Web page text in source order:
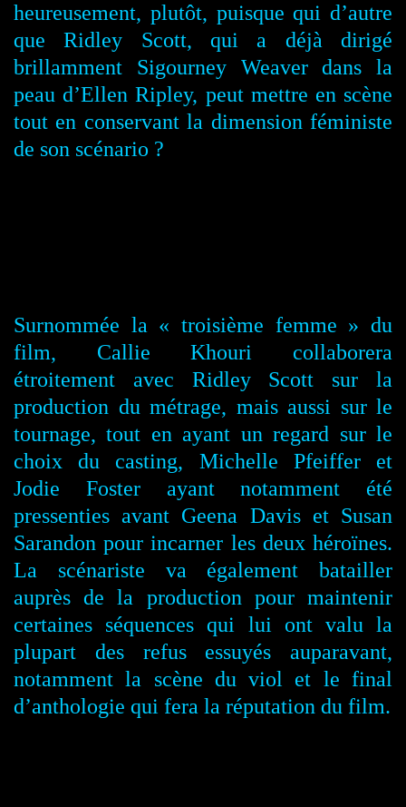
heureusement, plutôt, puisque qui d’autre
que Ridley Scott, qui a déjà dirigé
brillamment Sigourney Weaver dans la
peau d’Ellen Ripley, peut mettre en scène
tout en conservant la dimension féministe
de son scénario ?
Surnommée la « troisième femme » du
film, Callie Khouri collaborera
étroitement avec Ridley Scott sur la
production du métrage, mais aussi sur le
tournage, tout en ayant un regard sur le
choix du casting, Michelle Pfeiffer et
Jodie Foster ayant notamment été
pressenties avant Geena Davis et Susan
Sarandon pour incarner les deux héroïnes.
La scénariste va également batailler
auprès de la production pour maintenir
certaines séquences qui lui ont valu la
plupart des refus essuyés auparavant,
notamment la scène du viol et le final
d’anthologie qui fera la réputation du film.